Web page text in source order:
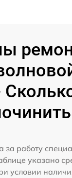
за работу
указано
условии